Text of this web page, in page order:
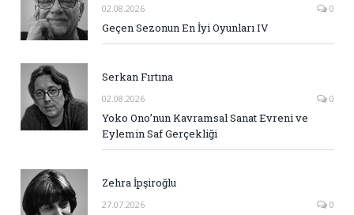
02.08.2026 0
Geçen Sezonun En İyi Oyunları IV
Serkan Fırtına
02.08.2026 0
Yoko Ono’nun Kavramsal Sanat Evreni ve
Eylemin Saf Gerçekliği
Zehra İpşiroğlu
27.07.2026 0